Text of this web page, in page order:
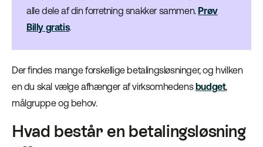
alle dele af din forretning snakker sammen. Prøv
Billy gratis.
Der findes mange forskellige betalingsløsninger, og hvilken
en du skal vælge afhænger af virksomhedensbudget,
målgruppe og behov.
Hvad består en betalingsløsning